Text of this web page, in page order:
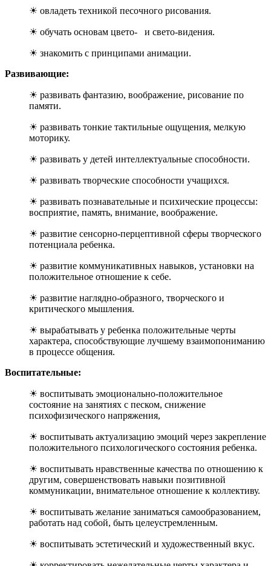
☀ овладеть техникой песочного рисования.
☀ обучать основам цвето- и свето-видения.
☀ знакомить с принципами анимации.
Развивающие:
☀ развивать фантазию, воображение, рисование по
памяти.
☀ развивать тонкие тактильные ощущения, мелкую
моторику.
☀ развивать у детей интеллектуальные способности.
☀ развивать творческие способности учащихся.
☀ развивать познавательные и психические процессы:
восприятие, память, внимание, воображение.
☀ развитие сенсорно-перцептивной сферы творческого
потенциала ребенка.
☀ развитие коммуникативных навыков, установки на
положительное отношение к себе.
☀ развитие наглядно-образного, творческого и
критического мышления.
☀ вырабатывать у ребенка положительные черты
характера, способствующие лучшему взаимопониманию
в процессе общения.
Воспитательные:
☀ воспитывать эмоционально-положительное
состояние на занятиях с песком, снижение
психофизического напряжения,
☀ воспитывать актуализацию эмоций через закрепление
положительного психологического состояния ребенка.
☀ воспитывать нравственные качества по отношению к
другим, совершенствовать навыки позитивной
коммуникации, внимательное отношение к коллективу.
☀ воспитывать желание заниматься самообразованием,
работать над собой, быть целеустремленным.
☀ воспитывать эстетический и художественный вкус.